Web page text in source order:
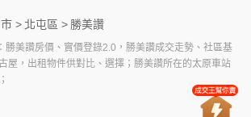
> 北屯區 > 勝美讚
勝美讚房價、實價登錄2.0，勝美讚成交走勢、社區基
屋，出租物件供對比、選擇；勝美讚所在的太原車站